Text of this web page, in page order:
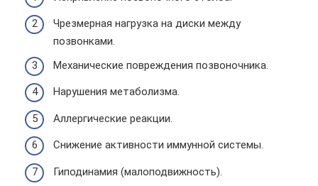
Чрезмерная нагрузка на диски между
позвонками.
Механические повреждения позвоночника.
Нарушения метаболизма.
Аллергические реакции.
Снижение активности иммунной системы.
Гиподинамия (малоподвижность).